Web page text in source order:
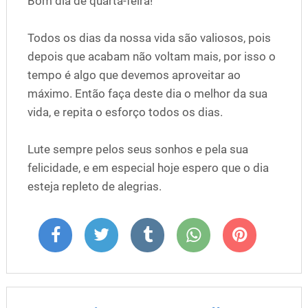
Todos os dias da nossa vida são valiosos, pois
depois que acabam não voltam mais, por isso o
tempo é algo que devemos aproveitar ao
máximo. Então faça deste dia o melhor da sua
vida, e repita o esforço todos os dias.
Lute sempre pelos seus sonhos e pela sua
felicidade, e em especial hoje espero que o dia
esteja repleto de alegrias.